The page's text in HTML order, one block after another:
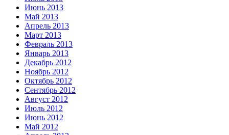
Июнь 2013
Май 2013
Апрель 2013
Март 2013
Февраль 2013
Январь 2013
Декабрь 2012
Ноябрь 2012
Октябрь 2012
Сентябрь 2012
Август 2012
Июль 2012
Июнь 2012
Май 2012